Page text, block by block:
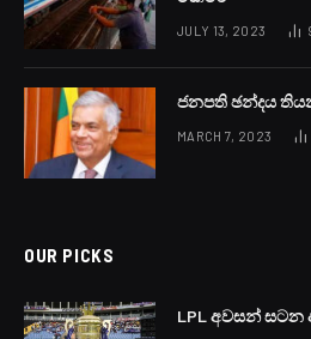
ආණ්ඩුවකට ජාත්‍යන්තර මූල්‍ය අරමුදල